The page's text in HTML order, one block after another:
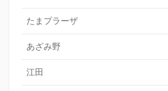
たまプラーザ
あざみ野
江田